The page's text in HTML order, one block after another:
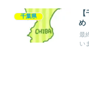
千葉県
め
最
い